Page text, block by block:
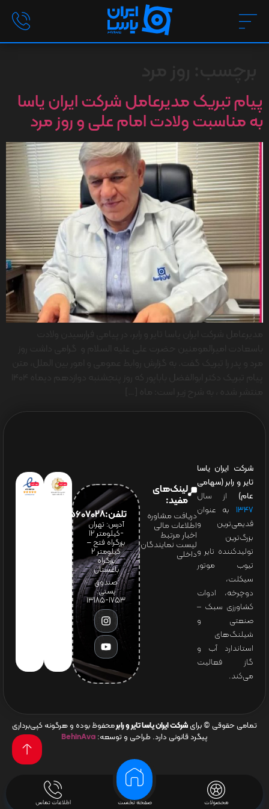
محصولات صفحه نخست اطلاعات تماس
پیام تبریک مدیرعامل شرکت ایران یاسا
به مناسبت ولادت امام علی و روز مرد
شرکت ایران یاسا
تایر و رابر (سهامی
عام) از سال
۱۳۴۷ به عنوان
قدیمی‌ترین و
بزرگ‌ترین
تولیدکننده تایر و
تیوب موتور
سیکلت،
دوچرخه، ادوات
کشاورزی سبک –
صنعتی و
شیلنگ‌های
استاندارد آب و
گاز فعالیت
می‌کند.
لینک‌های
مفید:
دریافت مشاوره
اطلاعات مالی
اخبار مرتبط
لیست نمایندگان
داخلی
تلفن:65607028(021)
آدرس: تهران
-کیلومتر 12
بزرگراه فتح –
کیلومتر ۲
بزرگراه
باغستان
صندوق
پستی:
1753-13185
تمامی حقوقی © برای شرکت ایران یاسا تایر و رابرمحفوظ بوده و هرگونه کپی‌برداری
پیگرد قانونی دارد. طراحی و توسعه: BehinAva